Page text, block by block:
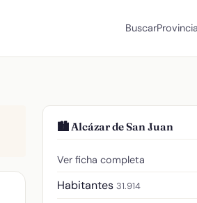
Buscar
🏙️ Alcázar de San Juan
Ver ficha completa
Habitantes 31.914